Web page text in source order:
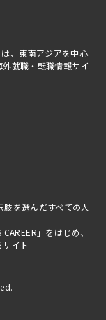
は、東南アジアを中心
就職・転職情報サイ
を選んだすべての人
」をはじめ、
イト